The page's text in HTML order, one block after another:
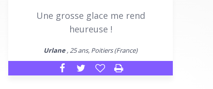
Une grosse glace me rend
heureuse !
Urlane, 25 ans, Poitiers (France)